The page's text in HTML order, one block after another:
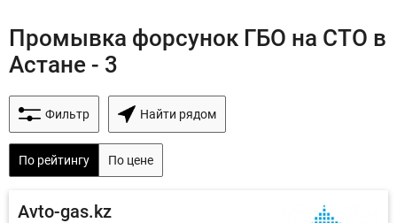
Промывка форсунок ГБО на СТО в
Астане - 3
Фильтр Найти рядом
По рейтингу По цене
Avto-gas.kz